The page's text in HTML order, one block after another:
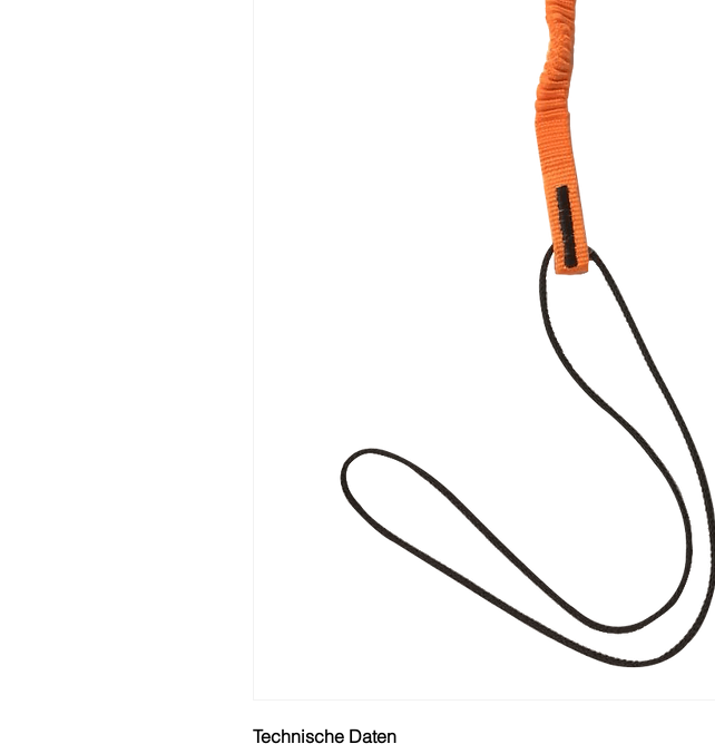
Technische Daten